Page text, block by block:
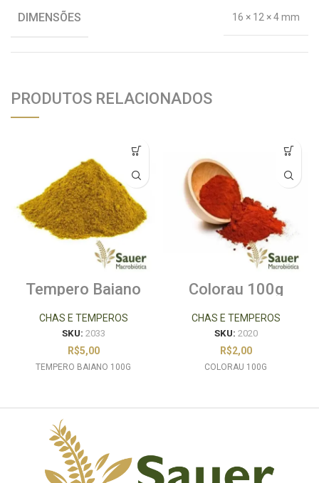
DIMENSÕES 16 × 12 × 4 mm
PRODUTOS RELACIONADOS
Tempero Baiano
CHAS E TEMPEROS
SKU: 2033
R$5,00
TEMPERO BAIANO 100G
Colorau 100g
CHAS E TEMPEROS
SKU: 2020
R$2,00
COLORAU 100G